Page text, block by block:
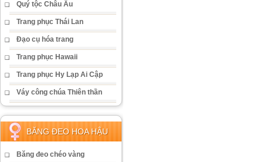
Quý tộc Châu Âu
Trang phục Thái Lan
Đạo cụ hóa trang
Trang phục Hawaii
Trang phục Hy Lạp Ai Cập
Váy công chúa Thiên thần
BĂNG ĐEO HOA HẬU
Băng đeo chéo vàng